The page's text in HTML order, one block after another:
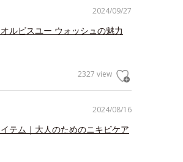
2024/09/27
ルビスユー ウォッシュの魅力
2327 view
2024/08/16
テム｜大人のためのニキビケア